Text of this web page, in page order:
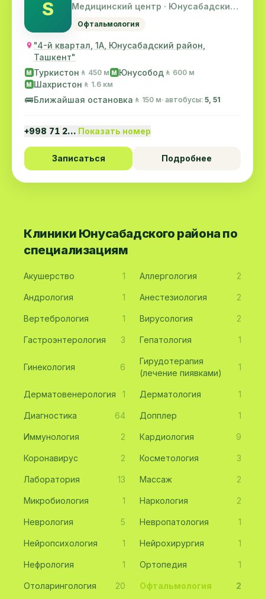
S
Медицинский центр · Юнусабадский
Офтальмология
"4-й квартал, 1А, Юнусабадский район,
Ташкент"
M Туркистон 🚶 450 м M Юнусобод 🚶 600 м
M Шахристон 🚶 1.6 км
🚌Ближайшая остановка 🚶 150 м· автобусы: 5, 51
+998 71 2… Показать номер
Записаться Подробнее
Клиники Юнусабадского района по
специализациям
Акушерство 1 Аллергология 2
Андрология 1 Анестезиология 2
Вертебрология 1 Вирусология 2
Гастроэнтерология 3 Гепатология 1
Гинекология 6
Гирудотерапия
(лечение пиявками)
1
Дерматовенерология 1 Дерматология 1
Диагностика 64 Допплер 1
Иммунология 2 Кардиология 9
Коронавирус 2 Косметология 3
Лаборатория 13 Массаж 2
Микробиология 1 Наркология 2
Неврология 5 Невропатология 1
Нейропсихология 1 Нейрохирургия 1
Нефрология 1 Ортопедия 1
Отоларингология 20 Офтальмология 2